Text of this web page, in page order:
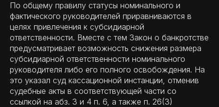
По общему правилу статусы номинального и
фактического руководителей приравниваются в
целях привлечения к субсидиарной
ответственности. Вместе с тем Закон о банкротстве
предусматривает возможность снижения размера
субсидиарной ответственности номинального
руководителя либо его полного освобождения. На
это указал суд кассационной инстанции, отменив
судебные акты в соответствующей части со
ссылкой на абз. 3 и 4 п. 6, а также п. 26(3)